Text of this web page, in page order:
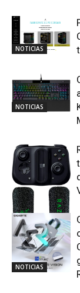
NOTICIAS
NOTICIAS
NOTICIAS
NOTICIAS